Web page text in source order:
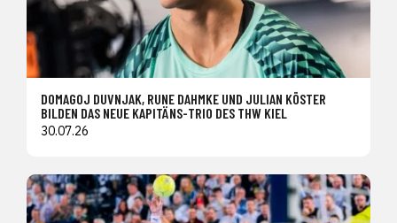
DOMAGOJ DUVNJAK, RUNE DAHMKE UND JULIAN KÖSTER
BILDEN DAS NEUE KAPITÄNS-TRIO DES THW KIEL
30.07.26